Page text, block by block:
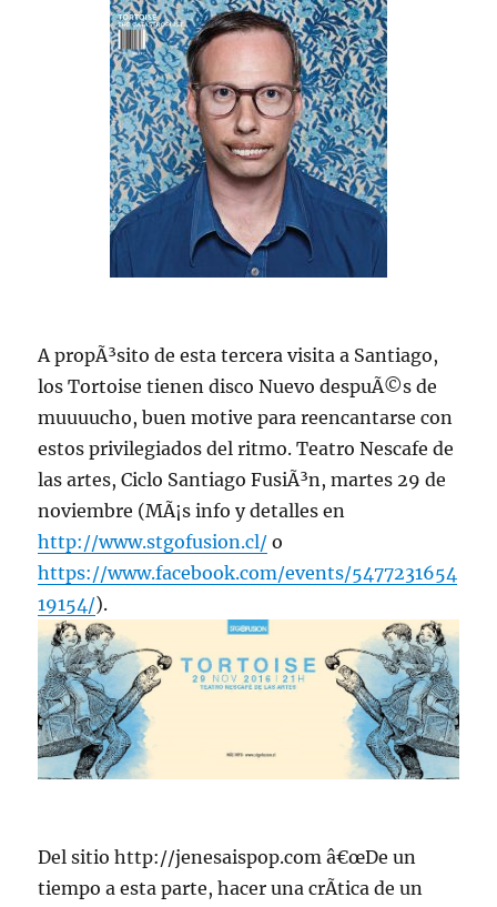
A propÃ³sito de esta tercera visita a Santiago,
los Tortoise tienen disco Nuevo despuÃ©s de
muuuucho, buen motive para reencantarse con
estos privilegiados del ritmo. Teatro Nescafe de
las artes, Ciclo Santiago FusiÃ³n, martes 29 de
noviembre (MÃ¡s info y detalles en
http://www.stgofusion.cl/ o
https://www.facebook.com/events/5477231654
19154/).
Del sitio http://jenesaispop.com â€œDe un
tiempo a esta parte, hacer una crÃ­tica de un